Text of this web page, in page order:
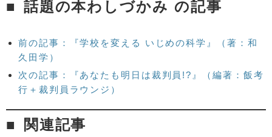
話題の本わしづかみ の記事
前の記事：『学校を変える いじめの科学』（著：和
久田学）
次の記事：『あなたも明日は裁判員!?』（編著：飯考
行＋裁判員ラウンジ）
関連記事